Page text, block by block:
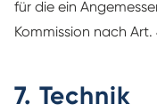
für die ein
Kommission nach
7. Technik